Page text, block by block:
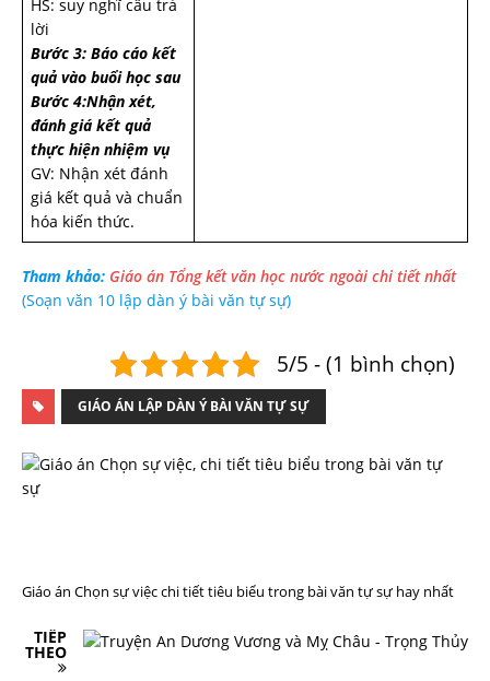
HS: suy nghĩ câu trả
lời
Bước 3: Báo cáo kết
quả vào buổi học sau
Bước 4:Nhận xét,
đánh giá kết quả
thực hiện nhiệm vụ
GV: Nhận xét đánh
giá kết quả và chuẩn
hóa kiến thức.
Tham khảo: Giáo án Tổng kết văn học nước ngoài chi tiết nhất
(Soạn văn 10 lập dàn ý bài văn tự sự)
5/5 - (1 bình chọn)
GIÁO ÁN LẬP DÀN Ý BÀI VĂN TỰ SỰ
Giáo án Chọn sự việc chi tiết tiêu biểu trong bài văn tự sự hay nhất
TIẾP
THEO